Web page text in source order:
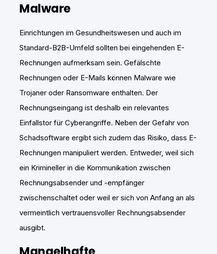
Malware
Einrichtungen im Gesundheitswesen und auch im
Standard-B2B-Umfeld sollten bei eingehenden E-
Rechnungen aufmerksam sein. Gefälschte
Rechnungen oder E-Mails können Malware wie
Trojaner oder Ransomware enthalten. Der
Rechnungseingang ist deshalb ein relevantes
Einfallstor für Cyberangriffe. Neben der Gefahr von
Schadsoftware ergibt sich zudem das Risiko, dass E-
Rechnungen manipuliert werden. Entweder, weil sich
ein Krimineller in die Kommunikation zwischen
Rechnungsabsender und -empfänger
zwischenschaltet oder weil er sich von Anfang an als
vermeintlich vertrauensvoller Rechnungsabsender
ausgibt.